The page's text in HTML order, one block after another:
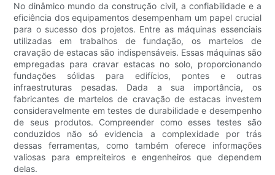
No dinâmico mundo da construção civil, a confiabilidade e a
eficiência dos equipamentos desempenham um papel crucial
para o sucesso dos projetos. Entre as máquinas essenciais
utilizadas em trabalhos de fundação, os martelos de
cravação de estacas são indispensáveis. Essas máquinas são
empregadas para cravar estacas no solo, proporcionando
fundações sólidas para edifícios, pontes e outras
infraestruturas pesadas. Dada a sua importância, os
fabricantes de martelos de cravação de estacas investem
consideravelmente em testes de durabilidade e desempenho
de seus produtos. Compreender como esses testes são
conduzidos não só evidencia a complexidade por trás
dessas ferramentas, como também oferece informações
valiosas para empreiteiros e engenheiros que dependem
delas.